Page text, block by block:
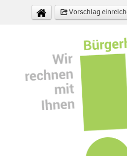
Direkt zum Inhalt
Vorschlag